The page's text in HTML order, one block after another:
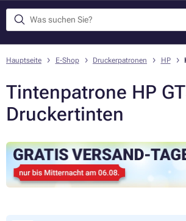
Hauptseite E-Shop Druckerpatronen HP
Tintenpatrone HP
Druckertinten